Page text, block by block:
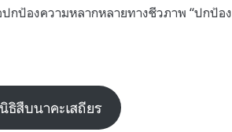
กป้องความหลากหลายทางชีวภาพ “ปกป้อง
สืบนาคะเสถียร